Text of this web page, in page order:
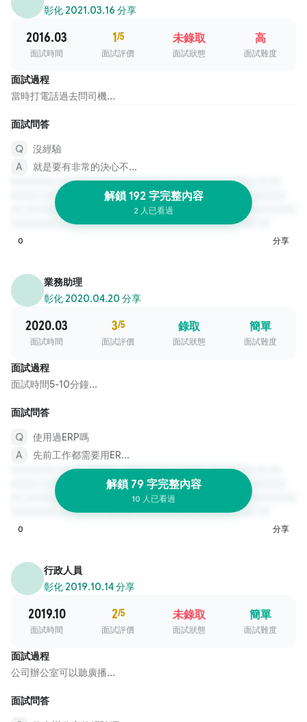
彰化·2021.03.16 分享
2016.03
面試時間
1/5
面試評價
未錄取
面試狀態
高
面試難度
面試過程
當時打電話過去問司機...
面試問答
沒經驗
就是要有非常的決心不...
解鎖 192 字完整內容
2 人已看過
0 分享
業務助理
彰化·2020.04.20 分享
2020.03
面試時間
3/5
面試評價
錄取
面試狀態
簡單
面試難度
面試過程
面試時間5-10分鐘...
面試問答
使用過ERP嗎
先前工作都需要用ER...
解鎖 79 字完整內容
10 人已看過
0 分享
行政人員
彰化·2019.10.14 分享
2019.10
面試時間
2/5
面試評價
未錄取
面試狀態
簡單
面試難度
面試過程
公司辦公室可以聽廣播...
面試問答